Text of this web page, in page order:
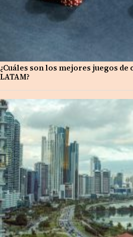
¿Cuáles son los mejores juegos de
LATAM?